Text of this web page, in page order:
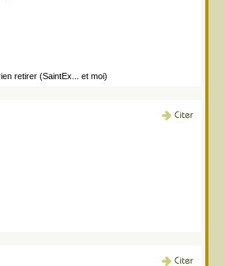
retirer (SaintEx... et moi)